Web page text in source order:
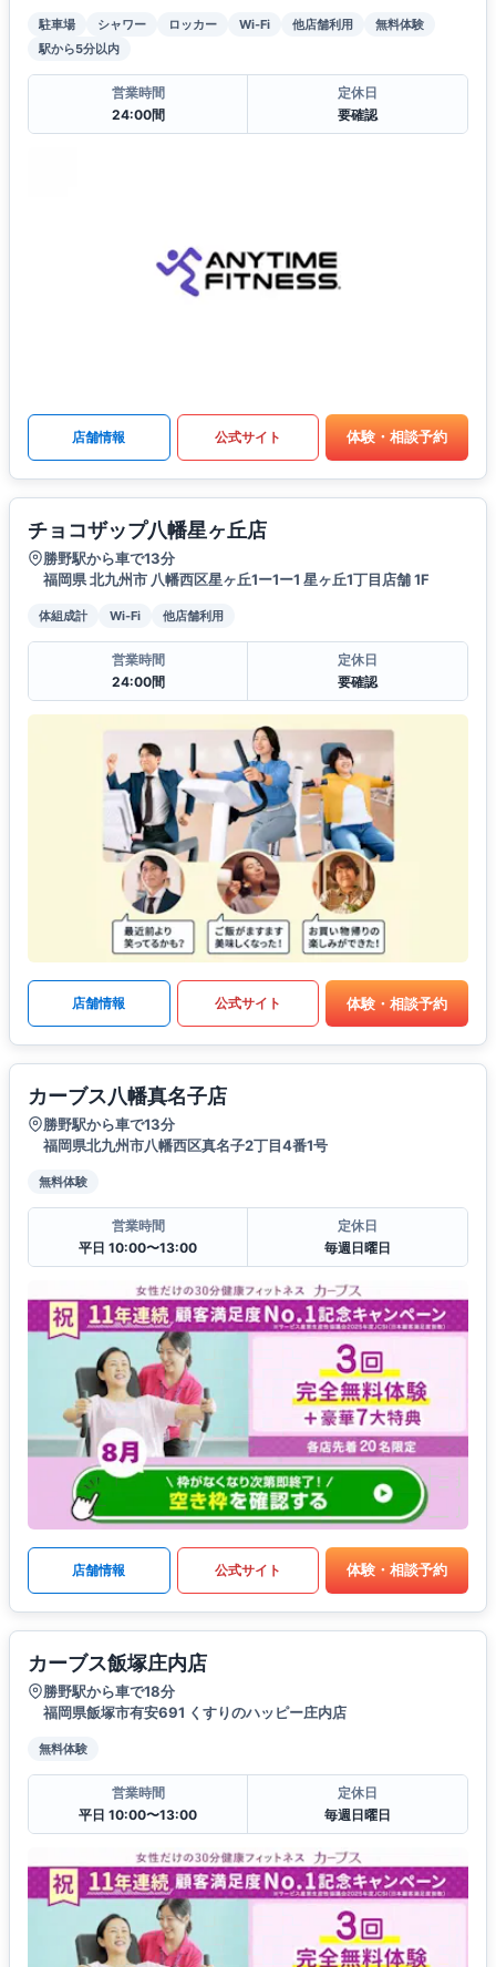
駐車場 シャワー ロッカー Wi-Fi 他店舗利用
無料体験
駅から5分以内
営業時間
24:00間
定休日
要確認
店舗情報 公式サイト 体験・相談予約
チョコザップ八幡星ヶ丘店
勝野駅から車で13分
福岡県 北九州市 八幡西区星ヶ丘1ー1ー1 星ヶ丘1丁目店舗 1F
体組成計 Wi-Fi 他店舗利用
営業時間
24:00間
定休日
要確認
店舗情報 公式サイト 体験・相談予約
カーブス八幡真名子店
勝野駅から車で13分
福岡県北九州市八幡西区真名子2丁目4番1号
無料体験
営業時間
平日 10:00〜13:00
定休日
毎週日曜日
店舗情報 公式サイト 体験・相談予約
カーブス飯塚庄内店
勝野駅から車で18分
福岡県飯塚市有安691 くすりのハッピー庄内店
無料体験
営業時間
平日 10:00〜13:00
定休日
毎週日曜日